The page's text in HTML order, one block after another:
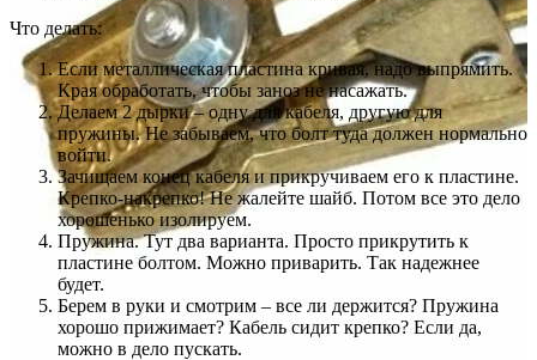
Что делать:
Если металлическая пластина кривая, надо выпрямить.
Края обработать, чтобы заноз не насажать.
Делаем 2 дырки – одну для кабеля, другую для
пружины. Не забываем, что болт туда должен нормально
войти.
Зачищаем конец кабеля и прикручиваем его к пластине.
Крепко-накрепко! Не жалейте шайб. Потом все это дело
хорошенько изолируем.
Пружина. Тут два варианта. Просто прикрутить к
пластине болтом. Можно приварить. Так надежнее
будет.
Берем в руки и смотрим – все ли держится? Пружина
хорошо прижимает? Кабель сидит крепко? Если да,
можно в дело пускать.